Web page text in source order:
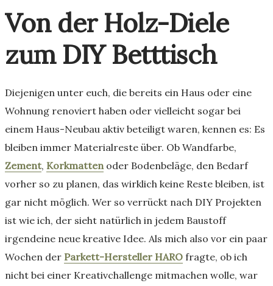
Von der Holz-Diele
zum DIY Betttisch
Diejenigen unter euch, die bereits ein Haus oder eine
Wohnung renoviert haben oder vielleicht sogar bei
einem Haus-Neubau aktiv beteiligt waren, kennen es: Es
bleiben immer Materialreste über. Ob Wandfarbe,
Zement, Korkmatten oder Bodenbeläge, den Bedarf
vorher so zu planen, das wirklich keine Reste bleiben, ist
gar nicht möglich. Wer so verrückt nach DIY Projekten
ist wie ich, der sieht natürlich in jedem Baustoff
irgendeine neue kreative Idee. Als mich also vor ein paar
Wochen der Parkett-Hersteller HARO fragte, ob ich
nicht bei einer Kreativchallenge mitmachen wolle, war